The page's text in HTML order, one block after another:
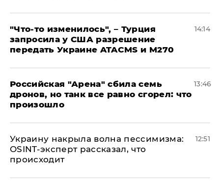
​"Что-то изменилось", – Турция
запросила у США разрешение
передать Украине ATACMS и M270
14:14
​Российская "Арена" сбила семь
дронов, но танк все равно сгорел: что
произошло
13:46
​Украину накрыла волна пессимизма:
OSINT-эксперт рассказал, что
происходит
12:51